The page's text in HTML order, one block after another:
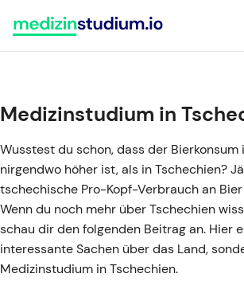
Inhalt
springen
Medizinstudium in
Wusstest du schon, dass der Bierkonsum
nirgendwo höher ist, als in Tschechien?
tschechische Pro-Kopf-Verbrauch an
Wenn du noch mehr über Tschechien
schau dir den folgenden Beitrag an. Hier
interessante Sachen über das Land,
Medizinstudium in Tschechien.